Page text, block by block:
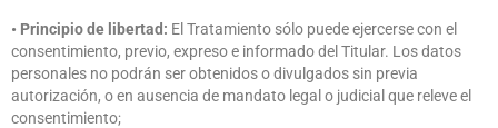
• Principio de libertad: El Tratamiento sólo puede ejercerse con el
consentimiento, previo, expreso e informado del Titular. Los datos
personales no podrán ser obtenidos o divulgados sin previa
autorización, o en ausencia de mandato legal o judicial que releve el
consentimiento;